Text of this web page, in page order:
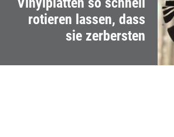
rotieren lassen, dass
sie zerbersten